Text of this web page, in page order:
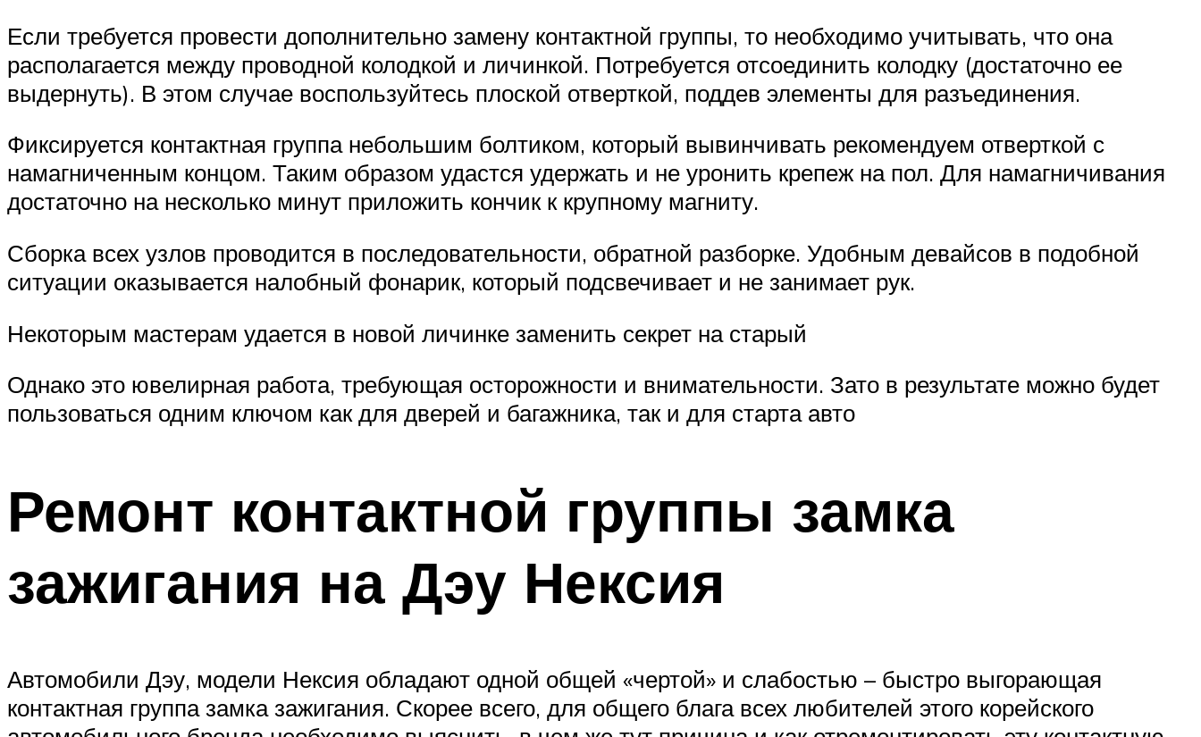
Если требуется провести дополнительно замену контактной группы, то необходимо учитывать, что она
располагается между проводной колодкой и личинкой. Потребуется отсоединить колодку (достаточно ее
выдернуть). В этом случае воспользуйтесь плоской отверткой, поддев элементы для разъединения.
Фиксируется контактная группа небольшим болтиком, который вывинчивать рекомендуем отверткой с
намагниченным концом. Таким образом удастся удержать и не уронить крепеж на пол. Для намагничивания
достаточно на несколько минут приложить кончик к крупному магниту.
Сборка всех узлов проводится в последовательности, обратной разборке. Удобным девайсов в подобной
ситуации оказывается налобный фонарик, который подсвечивает и не занимает рук.
Некоторым мастерам удается в новой личинке заменить секрет на старый
Однако это ювелирная работа, требующая осторожности и внимательности. Зато в результате можно будет
пользоваться одним ключом как для дверей и багажника, так и для старта авто
Ремонт контактной группы замка
зажигания на Дэу Нексия
Автомобили Дэу, модели Нексия обладают одной общей «чертой» и слабостью – быстро выгорающая
контактная группа замка зажигания. Скорее всего, для общего блага всех любителей этого корейского